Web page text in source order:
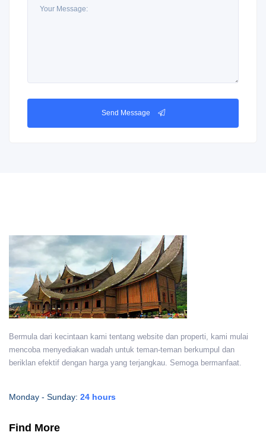
Send Message
Bermula dari kecintaan kami tentang website dan properti, kami mulai
mencoba menyediakan wadah untuk teman-teman berkumpul dan
beriklan efektif dengan harga yang terjangkau. Semoga bermanfaat.
Monday - Sunday: 24 hours
Find More